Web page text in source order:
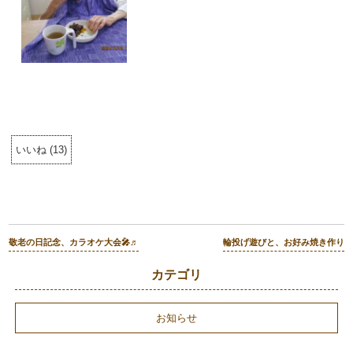
いいね (13)
敬老の日記念、カラオケ大会🎤♬ 輪投げ遊びと、お好み焼き作り
カテゴリ
お知らせ